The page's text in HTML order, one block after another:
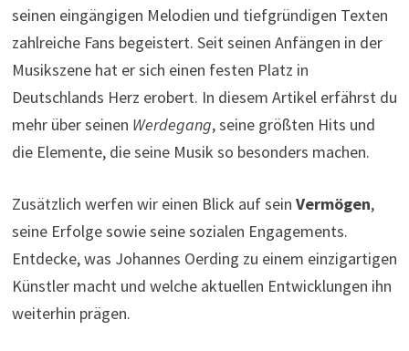
seinen eingängigen Melodien und tiefgründigen Texten
zahlreiche Fans begeistert. Seit seinen Anfängen in der
Musikszene hat er sich einen festen Platz in
Deutschlands Herz erobert. In diesem Artikel erfährst du
mehr über seinen Werdegang, seine größten Hits und
die Elemente, die seine Musik so besonders machen.
Zusätzlich werfen wir einen Blick auf sein Vermögen,
seine Erfolge sowie seine sozialen Engagements.
Entdecke, was Johannes Oerding zu einem einzigartigen
Künstler macht und welche aktuellen Entwicklungen ihn
weiterhin prägen.